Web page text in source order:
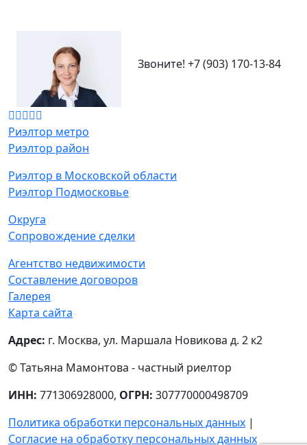
Звоните! +7 (903) 170-13-84
Риэлтор метро
Риэлтор район
Риэлтор в Московской области
Риэлтор Подмосковье
Округа
Сопровождение сделки
Агентство недвижимости
Составление договоров
Галерея
Карта сайта
Адрес: г. Москва, ул. Маршала Новикова д. 2 к2
© Татьяна Мамонтова - частный риелтор
ИНН: 771306928000, ОГРН: 307770000498709
Политика обработки персональных данных |
Согласие на обработку персональных данных